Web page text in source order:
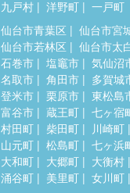
九戸村
洋野町 一戸町
仙台市青葉区
仙台市宮
仙台市若林区
仙台市太
石巻市
塩竈市 気仙沼
名取市
角田市 多賀城
登米市
栗原市 東松島
富谷市
蔵王町 七ヶ宿
村田町
柴田町 川崎町
山元町
松島町 七ヶ浜
大和町
大郷町 大衡村
涌谷町
美里町 女川町